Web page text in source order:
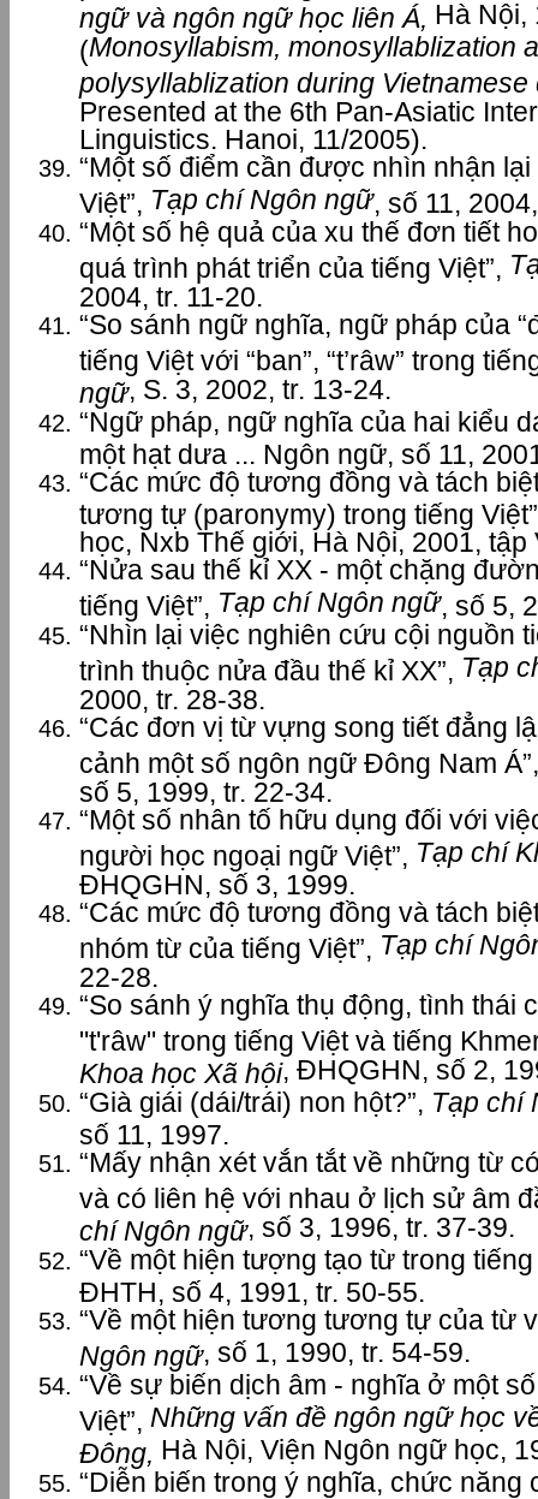
ngữ và ngôn ngữ học liên Á, Hà Nội,
(Monosyllabism, monosyllablization
polysyllablization during
Presented at the 6th Pan-Asiatic
Linguistics. Hanoi, 11/2005).
“Một số điểm cần được nhìn nhận
Việt”, Tạp chí Ngôn ngữ, số 11,
“Một số hệ quả của xu thế đơn tiết
quá trình phát triển của tiếng Việt”,
2004, tr. 11-20.
“So sánh ngữ nghĩa, ngữ pháp của
tiếng Việt với “ban”, “t’râw” trong
ngữ, S. 3, 2002, tr. 13-24.
“Ngữ pháp, ngữ nghĩa của hai kiểu
một hạt dưa ... Ngôn ngữ, số 11,
“Các mức độ tương đồng và tách
tương tự (paronymy) trong tiếng
học, Nxb Thế giới, Hà Nội, 2001, tập
“Nửa sau thế kỉ XX - một chặng
tiếng Việt”, Tạp chí Ngôn ngữ, số 5,
“Nhìn lại việc nghiên cứu cội nguồn
trình thuộc nửa đầu thế kỉ XX”, Tạp
2000, tr. 28-38.
“Các đơn vị từ vựng song tiết đẳng
cảnh một số ngôn ngữ Đông Nam
số 5, 1999, tr. 22-34.
“Một số nhân tố hữu dụng đối với
người học ngoại ngữ Việt”, Tạp chí
ĐHQGHN, số 3, 1999.
“Các mức độ tương đồng và tách
nhóm từ của tiếng Việt”, Tạp chí
22-28.
“So sánh ý nghĩa thụ động, tình thái
"t'râw" trong tiếng Việt và tiếng
Khoa học Xã hội, ĐHQGHN, số 2,
“Già giái (dái/trái) non hột?”, Tạp chí
số 11, 1997.
“Mấy nhận xét vắn tắt về những từ
và có liên hệ với nhau ở lịch sử âm
chí Ngôn ngữ, số 3, 1996, tr. 37-39.
“Về một hiện tượng tạo từ trong tiếng
ĐHTH, số 4, 1991, tr. 50-55.
“Về một hiện tương tương tự của từ
Ngôn ngữ, số 1, 1990, tr. 54-59.
“Về sự biến dịch âm - nghĩa ở một
Việt”, Những vấn đề ngôn ngữ học
Đông, Hà Nội, Viện Ngôn ngữ học,
“Diễn biến trong ý nghĩa, chức năng